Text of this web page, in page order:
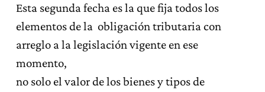
Esta segunda fecha es la que fija todos los
elementos de la obligación tributaria con
arreglo a la legislación vigente en ese
momento,
no solo el valor de los bienes y tipos de